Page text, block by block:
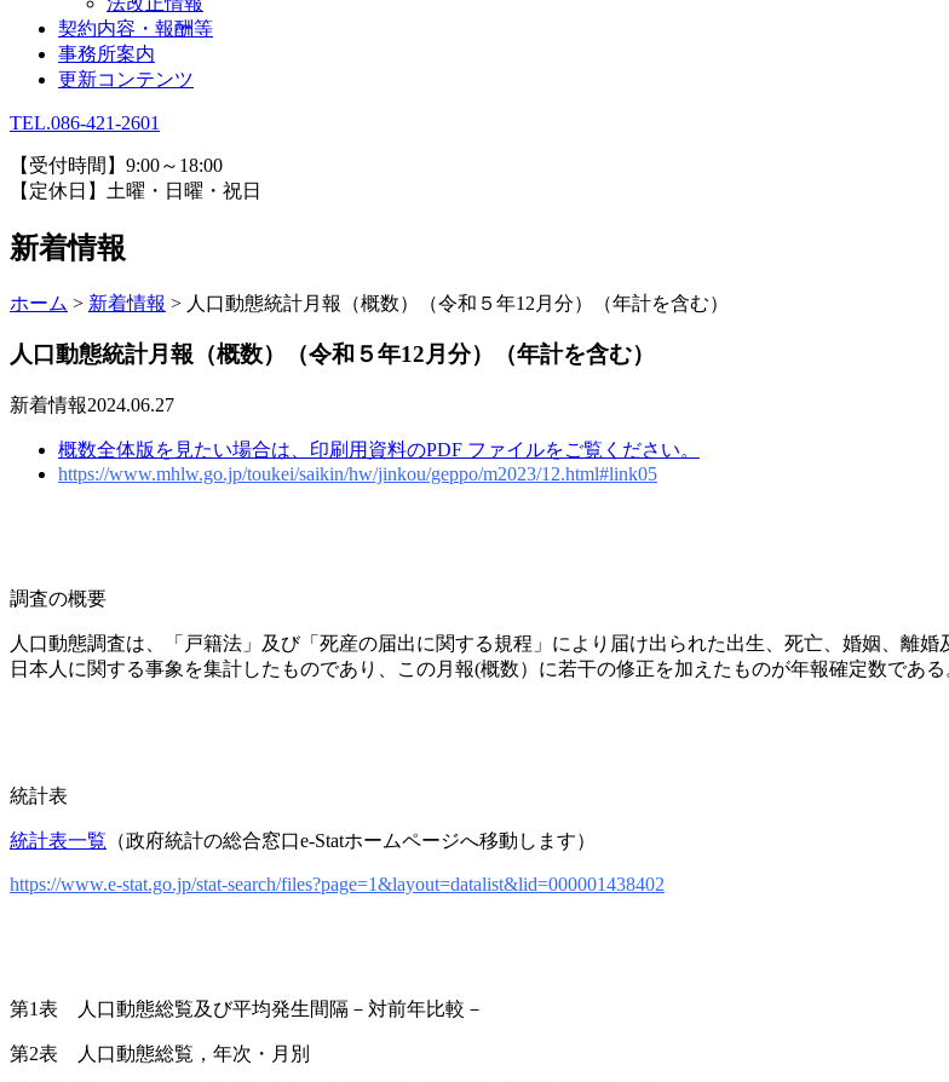
契約内容・報酬等
事務所案内
更新コンテンツ
TEL.086-421-2601
【受付時間】9:00～18:00
【定休日】土曜・日曜・祝日
新着情報
ホーム > 新着情報 > 人口動態統計月報（概数）（令和５年12月分）（年計を含む）
人口動態統計月報（概数）（令和５年12月分）（年計を含む）
新着情報2024.06.27
概数全体版を見たい場合は、印刷用資料のPDF ファイルをご覧ください。
https://www.mhlw.go.jp/toukei/saikin/hw/jinkou/geppo/m2023/12.html#link05
調査の概要
人口動態調査は、「戸籍法」及び「死産の届出に関する規程」により届け出られた出生、死亡、婚姻、離
日本人に関する事象を集計したものであり、この月報(概数）に若干の修正を加えたものが年報確定数である
統計表
統計表一覧 （政府統計の総合窓口e-Statホームページへ移動します）
https://www.e-stat.go.jp/stat-search/files?page=1&layout=datalist&lid=000001438402
第1表 人口動態総覧及び平均発生間隔－対前年比較－
第2表 人口動態総覧，年次・月別